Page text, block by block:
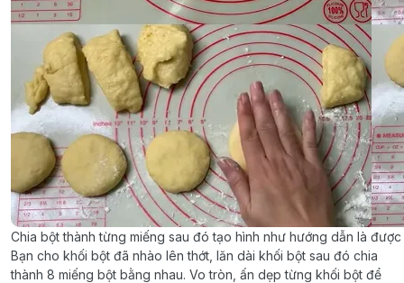
Chia bột thành từng miếng sau đó tạo hình như hướng dẫn là được
Bạn cho khối bột đã nhào lên thớt, lăn dài khối bột sau đó chia
thành 8 miếng bột bằng nhau. Vo tròn, ấn dẹp từng khối bột để